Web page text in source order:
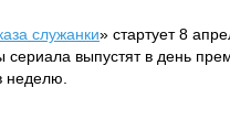
служанки» стартует 8
сериала выпустят в день
неделю.